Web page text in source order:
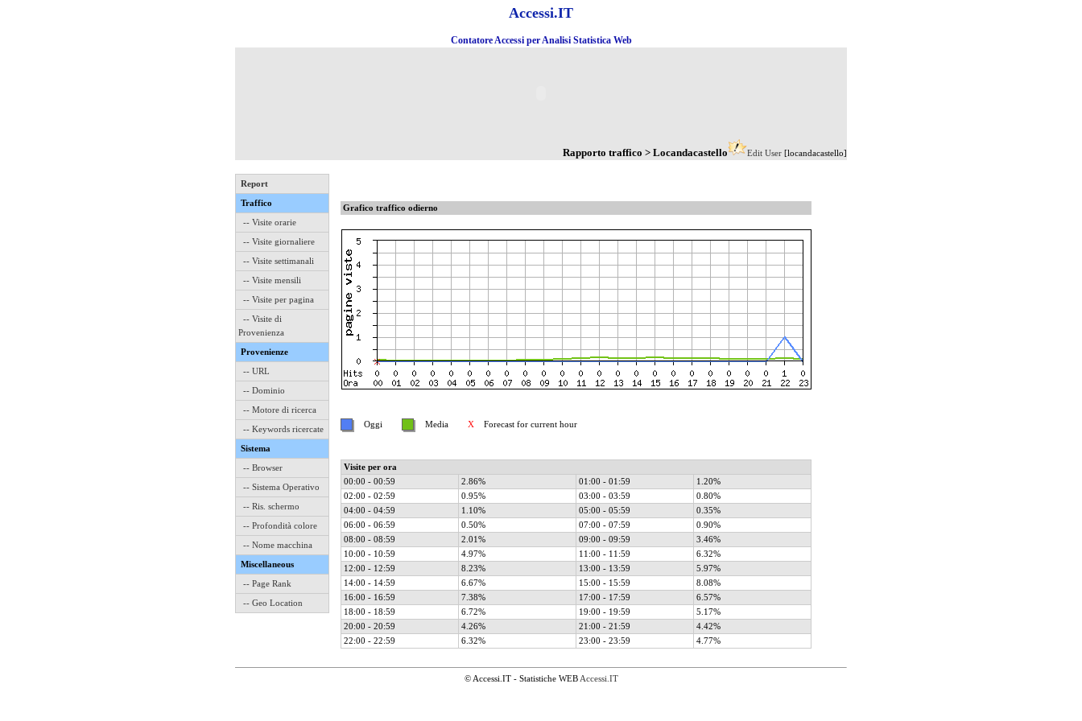
Accessi.IT
Contatore Accessi per Analisi Statistica Web
Rapporto traffico > Locandacastello Edit User [locandacastello]
Report
Traffico
-- Visite orarie
-- Visite giornaliere
-- Visite settimanali
-- Visite mensili
-- Visite per pagina
-- Visite di
Provenienza
Provenienze
-- URL
-- Dominio
-- Motore di ricerca
-- Keywords ricercate
Sistema
-- Browser
-- Sistema Operativo
-- Ris. schermo
-- Profondità colore
-- Nome macchina
Miscellaneous
-- Page Rank
-- Geo Location
Grafico traffico odierno
Oggi Media X Forecast for current hour
Visite per ora
00:00 - 00:59
2.86% 01:00 - 01:59
1.20%
02:00 - 02:59
0.95% 03:00 - 03:59
0.80%
04:00 - 04:59
1.10% 05:00 - 05:59
0.35%
06:00 - 06:59
0.50% 07:00 - 07:59
0.90%
08:00 - 08:59
2.01% 09:00 - 09:59
3.46%
10:00 - 10:59
4.97% 11:00 - 11:59
6.32%
12:00 - 12:59
8.23% 13:00 - 13:59
5.97%
14:00 - 14:59
6.67% 15:00 - 15:59
8.08%
16:00 - 16:59
7.38% 17:00 - 17:59
6.57%
18:00 - 18:59
6.72% 19:00 - 19:59
5.17%
20:00 - 20:59
4.26% 21:00 - 21:59
4.42%
22:00 - 22:59
6.32% 23:00 - 23:59 4.77%
© Accessi.IT - Statistiche WEB Accessi.IT